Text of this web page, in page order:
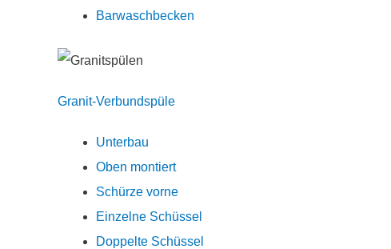
Barwaschbecken
Granit-Verbundspüle
Unterbau
Oben montiert
Schürze vorne
Einzelne Schüssel
Doppelte Schüssel